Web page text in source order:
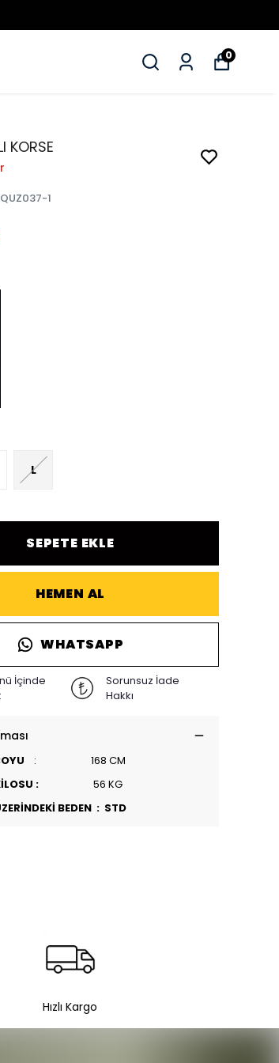
0
KORSE
1
L
SEPETE EKLE
HEMEN AL
WHATSAPP
İçinde
Sorunsuz İade
Hakkı
: 168 CM
: 56 KG
BEDEN : STD
Hızlı Kargo